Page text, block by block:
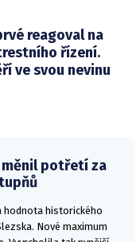
reagoval na
řízení.
ve svou nevinu
potřetí za
hodnota historického
Nové maximum